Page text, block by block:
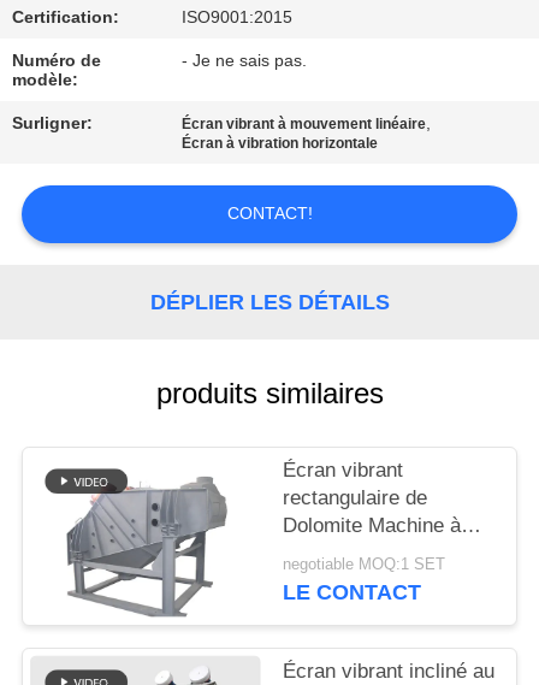
CONTRÔLE
DE
QUALITÉ
NOUS
CONTACTER
PLAN
DU
SITE
PRIVACY
POLICY
Certification: ISO9001:2015
Numéro de
modèle:
- Je ne sais pas.
Surligner: Écran vibrant à mouvement linéaire,
Écran à vibration horizontale
CONTACT!
DÉPLIER LES DÉTAILS
produits similaires
Écran vibrant
rectangulaire de
Dolomite Machine à
écran de probabilité
Sieve Mogensen
negotiable MOQ:1 SET
LE CONTACT
Écran vibrant incliné au